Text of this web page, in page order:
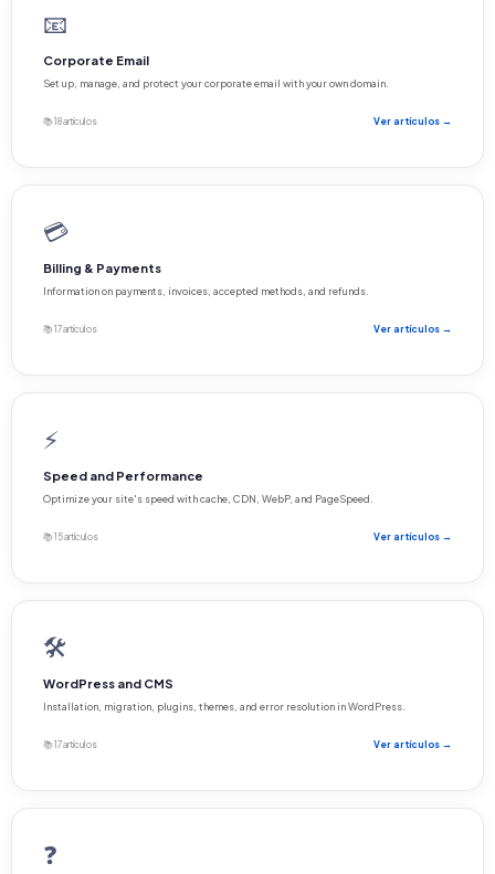
📧
Corporate Email
Set up, manage, and protect your corporate email with your own domain.
📚 18 artículos Ver artículos →
💳
Billing & Payments
Information on payments, invoices, accepted methods, and refunds.
📚 17 artículos Ver artículos →
⚡
Speed and Performance
Optimize your site's speed with cache, CDN, WebP, and PageSpeed.
📚 15 artículos Ver artículos →
🛠️
WordPress and CMS
Installation, migration, plugins, themes, and error resolution in WordPress.
📚 17 artículos Ver artículos →
❓